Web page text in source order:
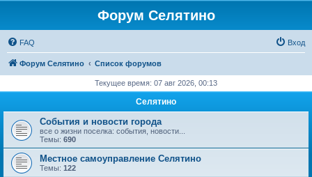
Форум Селятино
FAQ Вход
Форум Селятино Список форумов
Текущее время: 07 авг 2026, 00:13
Селятино
События и новости города
все о жизни поселка: события, новости...
Темы: 690
Местное самоуправление Селятино
Темы: 122